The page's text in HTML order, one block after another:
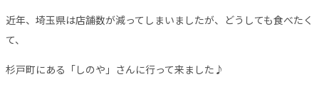
近年、埼玉県は店舗数が減ってしまいましたが、どうしても食べたく
て、
杉戸町にある「しのや」さんに行って来ました♪